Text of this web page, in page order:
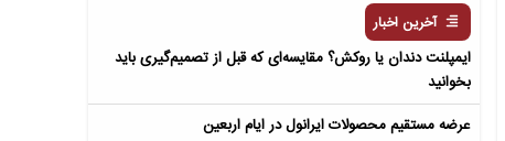
نگاهی به زندگی و آثار عباس معروفی نویسنده ایرانی و خالق رمان
سمفونی مردگان
آخرین اخبار
ایمپلنت دندان یا روکش؟ مقایسه‌ای که قبل از تصمیم‌گیری باید
بخوانید
عرضه مستقیم محصولات ایرانول در ایام اربعین